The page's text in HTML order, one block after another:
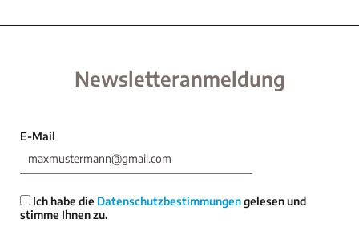
Newsletteranmeldung
E-Mail
Ich habe die Datenschutzbestimmungengelesen und
stimme Ihnen zu.